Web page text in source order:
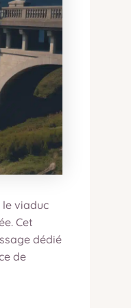
le viaduc
Cet
dédié
de